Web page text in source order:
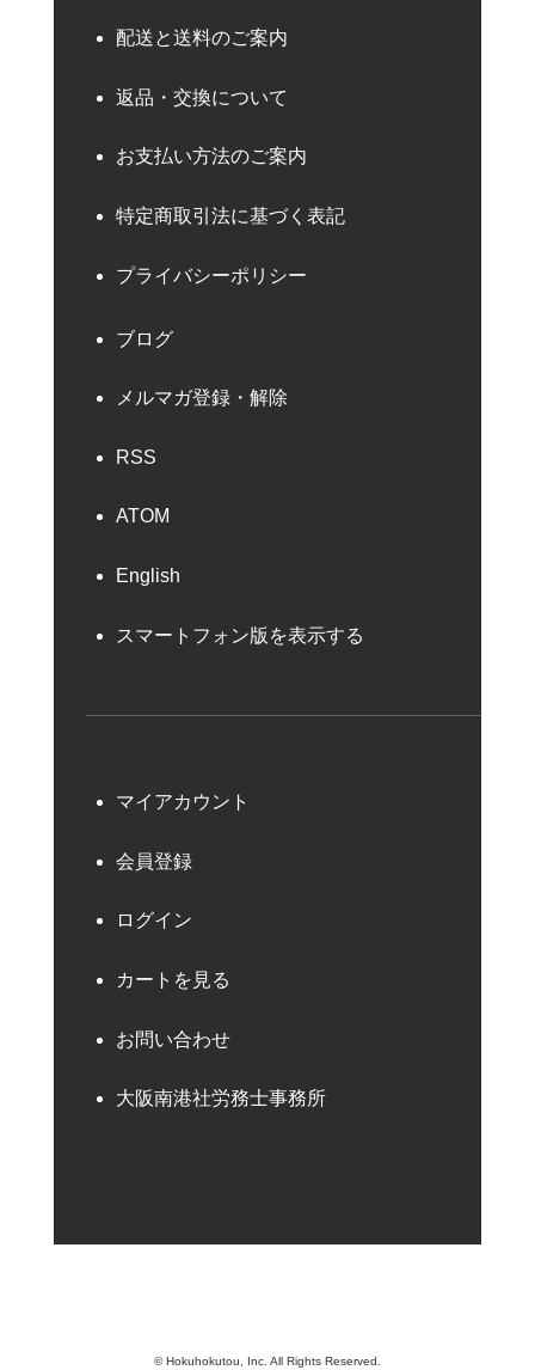
配送と送料のご案内
返品・交換について
お支払い方法のご案内
特定商取引法に基づく表記
プライバシーポリシー
ブログ
メルマガ登録・解除
RSS
ATOM
English
スマートフォン版を表示する
マイアカウント
会員登録
ログイン
カートを見る
お問い合わせ
大阪南港社労務士事務所
© Hokuhokutou, Inc. All Rights Reserved.